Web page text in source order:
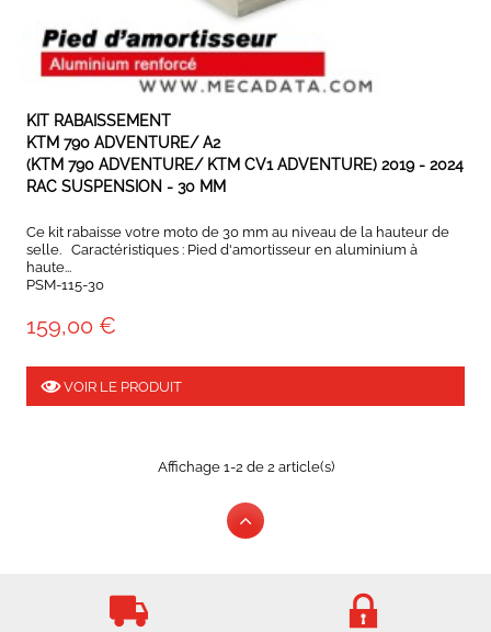
KIT RABAISSEMENT
KTM 790 ADVENTURE/ A2
(KTM 790 ADVENTURE/ KTM CV1 ADVENTURE) 2019 - 2024
RAC SUSPENSION - 30 MM
Ce kit rabaisse votre moto de 30 mm au niveau de la hauteur de
selle. Caractéristiques : Pied d'amortisseur en aluminium à
haute...
PSM-115-30
159,00 €
VOIR LE PRODUIT
Affichage 1-2 de 2 article(s)